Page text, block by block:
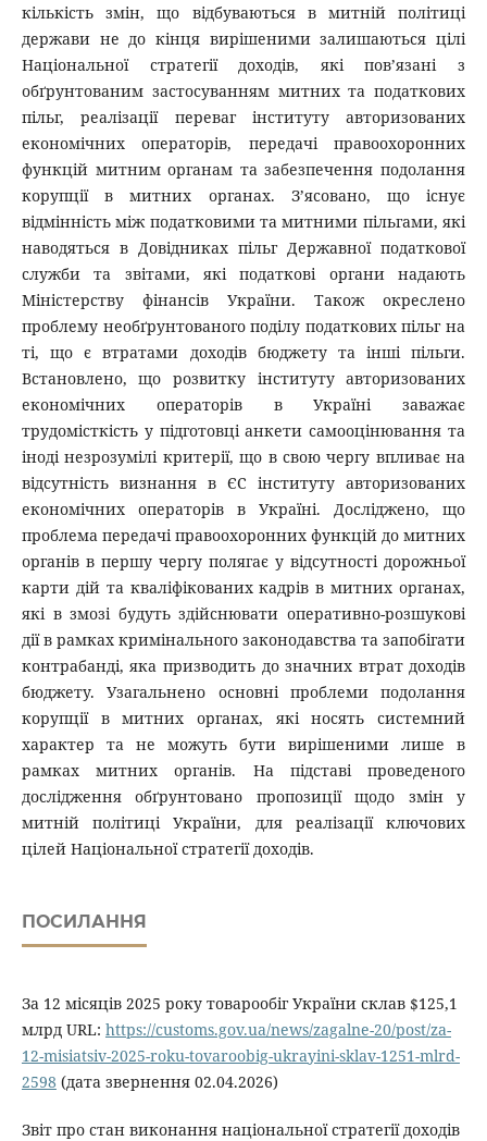
кількість змін, що відбуваються в митній політиці
держави не до кінця вирішеними залишаються цілі
Національної стратегії доходів, які пов’язані з
обґрунтованим застосуванням митних та податкових
пільг, реалізації переваг інституту авторизованих
економічних операторів, передачі правоохоронних
функцій митним органам та забезпечення подолання
корупції в митних органах. З’ясовано, що існує
відмінність між податковими та митними пільгами, які
наводяться в Довідниках пільг Державної податкової
служби та звітами, які податкові органи надають
Міністерству фінансів України. Також окреслено
проблему необґрунтованого поділу податкових пільг на
ті, що є втратами доходів бюджету та інші пільги.
Встановлено, що розвитку інституту авторизованих
економічних операторів в Україні заважає
трудомісткість у підготовці анкети самооцінювання та
іноді незрозумілі критерії, що в свою чергу впливає на
відсутність визнання в ЄС інституту авторизованих
економічних операторів в Україні. Досліджено, що
проблема передачі правоохоронних функцій до митних
органів в першу чергу полягає у відсутності дорожньої
карти дій та кваліфікованих кадрів в митних органах,
які в змозі будуть здійснювати оперативно-розшукові
дії в рамках кримінального законодавства та запобігати
контрабанді, яка призводить до значних втрат доходів
бюджету. Узагальнено основні проблеми подолання
корупції в митних органах, які носять системний
характер та не можуть бути вирішеними лише в
рамках митних органів. На підставі проведеного
дослідження обґрунтовано пропозиції щодо змін у
митній політиці України, для реалізації ключових
цілей Національної стратегії доходів.
ПОСИЛАННЯ
За 12 місяців 2025 року товарообіг України склав $125,1
млрд URL: https://customs.gov.ua/news/zagalne-20/post/za-
12-misiatsiv-2025-roku-tovaroobig-ukrayini-sklav-1251-mlrd-
2598 (дата звернення 02.04.2026)
Звіт про стан виконання національної стратегії доходів